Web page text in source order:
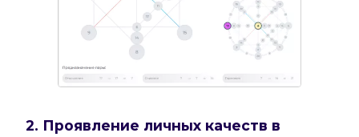
2. Проявление личных качеств в